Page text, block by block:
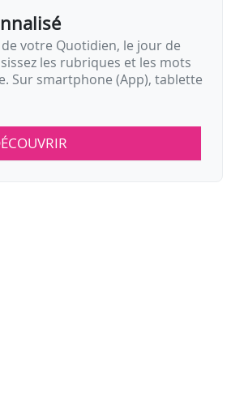
de votre Quotidien, le jour de
les rubriques et les mots
Sur smartphone (App), tablette